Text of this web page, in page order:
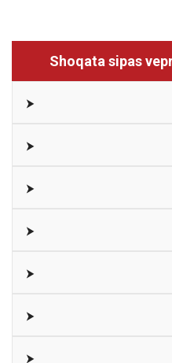
Shoqata sipas
⮞
⮞
⮞
⮞
⮞
⮞
⮞